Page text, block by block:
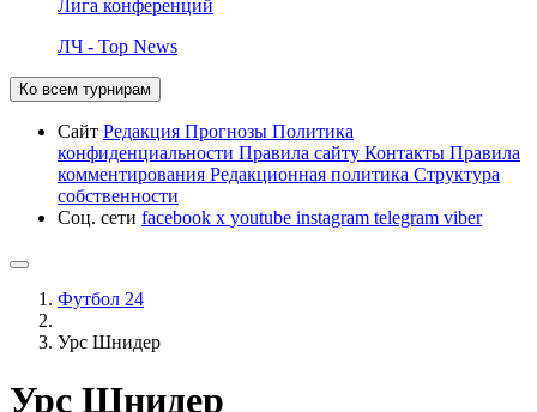
Лига конференций
ЛЧ - Top News
Ко всем турнирам
Сайт Редакция Прогнозы Политика
конфиденциальности Правила сайту Контакты Правила
комментирования Редакционная политика Структура
собственности
Соц. сети facebook x youtube instagram telegram viber
Футбол 24
Урс Шнидер
Урс Шнидер